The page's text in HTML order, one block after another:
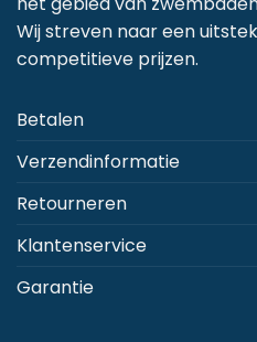
Wij streven naar een
competitieve prijzen.
Betalen
Verzendinformatie
Retourneren
Klantenservice
Garantie